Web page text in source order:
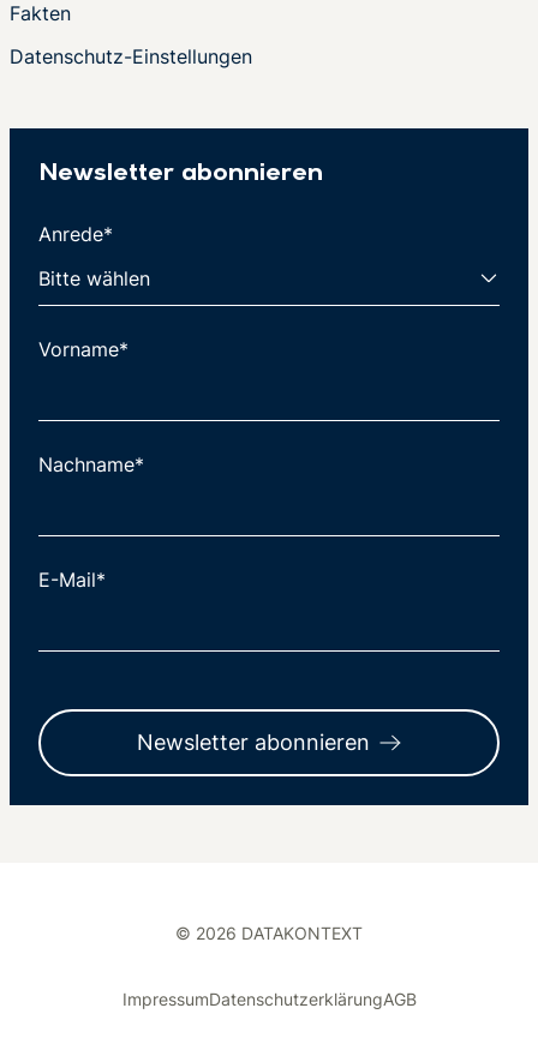
Fakten
Datenschutz-Einstellungen
Newsletter abonnieren
Anrede*
Vorname*
Nachname*
E-Mail*
Newsletter abonnieren
© 2026 DATAKONTEXT
ImpressumDatenschutzerklärungAGB